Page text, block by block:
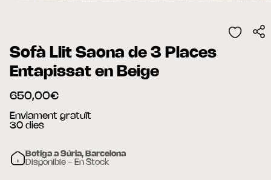
Sofà Llit Saona de 3 Places
Entapissat en Beige
650,00€
Enviament gratuït
30 dies
Botiga a Súria, Barcelona
Disponible - En Stock